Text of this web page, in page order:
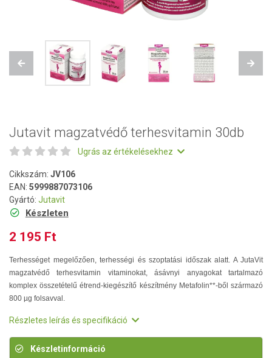
Previous Next
Jutavit magzatvédő terhesvitamin 30db
Ugrás az értékelésekhez
Cikkszám: JV106
EAN: 5999887073106
Gyártó: Jutavit
Készleten
2 195 Ft
Terhességet megelőzően, terhességi és szoptatási időszak alatt. A JutaVit
magzatvédő terhesvitamin vitaminokat, ásávnyi anyagokat tartalmazó
komplex összetételű étrend-kiegészítő készítmény Metafolin**-ből származó
800 µg folsavval.
Részletes leírás és specifikáció
Készletinformáció